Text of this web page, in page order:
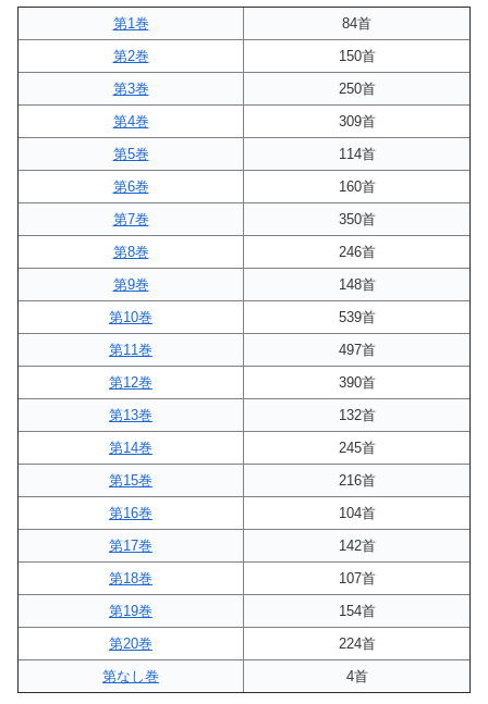
第1巻
84首
第2巻
150首
第3巻
250首
第4巻
309首
第5巻
114首
第6巻
160首
第7巻
350首
第8巻
246首
第9巻
148首
第10巻
539首
第11巻
497首
第12巻
390首
第13巻
132首
第14巻
245首
第15巻
216首
第16巻
104首
第17巻
142首
第18巻
107首
第19巻
154首
第20巻
224首
第なし巻
4首